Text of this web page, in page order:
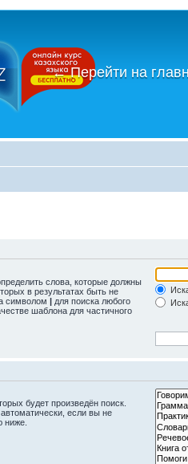
←Перейти на
слова, которые должны
в результатах быть не
символом | для поиска любого
шаблона для частичного
будет произведён поиск.
если вы не
ниже.